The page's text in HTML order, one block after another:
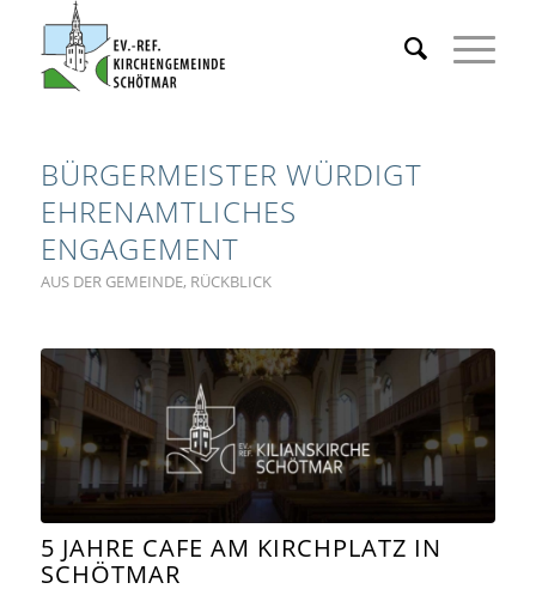
BÜRGERMEISTER WÜRDIGT
EHRENAMTLICHES
ENGAGEMENT
AUS DER GEMEINDE, RÜCKBLICK
5 JAHRE CAFE AM KIRCHPLATZ IN
SCHÖTMAR